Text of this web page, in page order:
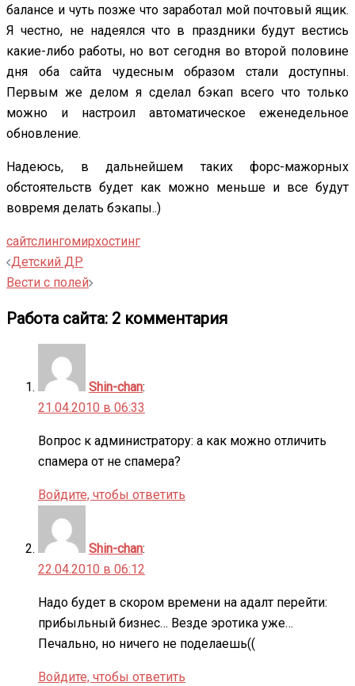
балансе и чуть позже что заработал мой почтовый ящик.
Я честно, не надеялся что в праздники будут вестись
какие-либо работы, но вот сегодня во второй половине
дня оба сайта чудесным образом стали доступны.
Первым же делом я сделал бэкап всего что только
можно и настроил автоматическое еженедельное
обновление.
Надеюсь, в дальнейшем таких форс-мажорных
обстоятельств будет как можно меньше и все будут
вовремя делать бэкапы..)
сайтслингомирхостинг
Навигация
записи
Детский ДР
Вести с полей
Работа сайта: 2 комментария
Shin-chan:
21.04.2010 в 06:33
Вопрос к администратору: а как можно отличить
спамера от не спамера?
Войдите, чтобы ответить
Shin-chan:
22.04.2010 в 06:12
Надо будет в скором времени на адалт перейти:
прибыльный бизнес… Везде эротика уже…
Печально, но ничего не поделаешь((
Войдите, чтобы ответить